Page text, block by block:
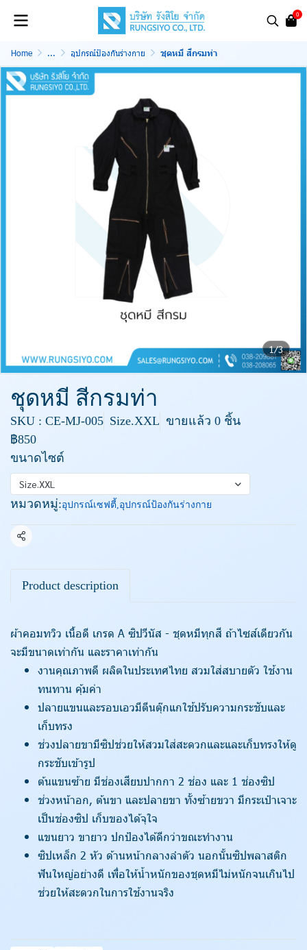
0
Home ... อุปกรณ์ป้องกันร่างกาย ชุดหมี สีกรมท่า
1/3
ชุดหมี สีกรมท่า
SKU : CE-MJ-005 Size.XXL ขายแล้ว 0 ชิ้น
฿850
ขนาดไซต์
Size.XXL
หมวดหมู่:อุปกรณ์เซฟตี้,อุปกรณ์ป้องกันร่างกาย
แชร์
Product description
ผ้าคอมทวิว เนื้อดี เกรด A ซิปวีนัส - ชุดหมีทุกสี ถ้าไซส์เดียวกัน
จะมีขนาดเท่ากัน และราคาเท่ากัน
งานคุณภาพดี ผลิตในประเทศไทย สวมใส่สบายตัว ใช้งาน
ทนทาน คุ้มค่า
ปลายแขนและรอบเอวมีตีนตุ๊กแกใช้ปรับความกระชับและ
เก็บทรง
ช่วงปลายขามีซิปช่วยให้สวมใส่สะดวกและและเก็บทรงให้ดู
กระชับเข้ารูป
ต้นแขนซ้าย มีช่องเสียบปากกา 2 ช่อง และ 1 ช่องซิป
ช่วงหน้าอก, ต้นขา และปลายขา ทั้งซ้ายขวา มีกระเป๋าเจาะ
เป็นช่องซิป เก็บของได้จุใจ
แขนยาว ขายาว ปกป้องได้ดีกว่าขณะทำงาน
ซิปเหล็ก 2 หัว ด้านหน้ากลางลำตัว นอกนั้นซิปพลาสติก
ฟันใหญ่อย่างดี เพื่อให้น้ำหนักของชุดหมีไม่หนักจนเกินไป
ช่วยให้สะดวกในการใช้งานจริง